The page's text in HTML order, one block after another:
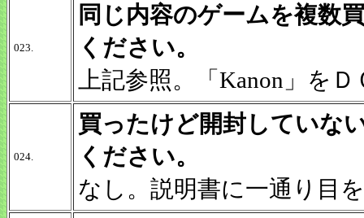
023.
同じ内容のゲームを複数
ください。
上記参照。「Kanon」を
024.
買ったけど開封していな
ください。
なし。説明書に一通り目